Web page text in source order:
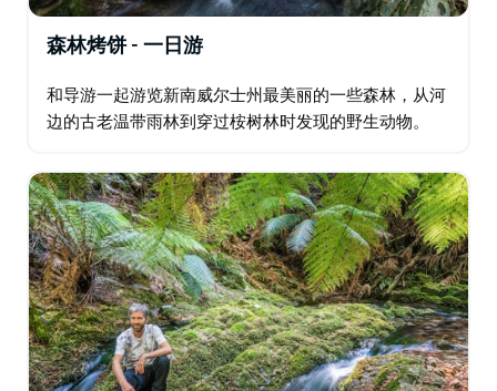
森林烤饼 - 一日游
和导游一起游览新南威尔士州最美丽的一些森林，从河
边的古老温带雨林到穿过桉树林时发现的野生动物。